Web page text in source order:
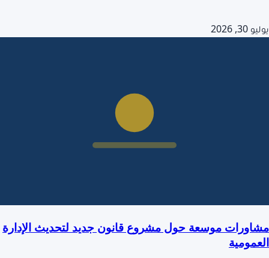
يوليو 30, 2026
مشاورات موسعة حول مشروع قانون جديد لتحديث الإدارة
العمومية